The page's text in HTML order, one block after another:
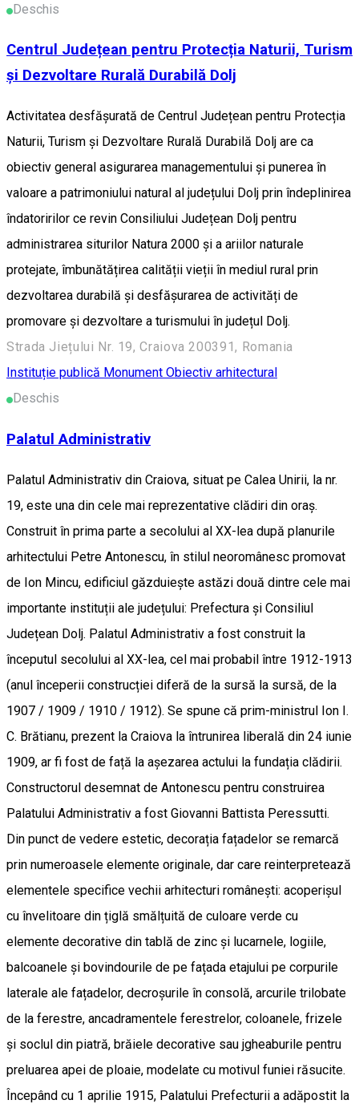
Deschis
Centrul Județean pentru Protecția Naturii, Turism
și Dezvoltare Rurală Durabilă Dolj
Activitatea desfășurată de Centrul Județean pentru Protecția
Naturii, Turism și Dezvoltare Rurală Durabilă Dolj are ca
obiectiv general asigurarea managementului și punerea în
valoare a patrimoniului natural al județului Dolj prin îndeplinirea
îndatoririlor ce revin Consiliului Județean Dolj pentru
administrarea siturilor Natura 2000 și a ariilor naturale
protejate, îmbunătățirea calității vieții în mediul rural prin
dezvoltarea durabilă și desfășurarea de activități de
promovare și dezvoltare a turismului în județul Dolj.
Strada Jiețului Nr. 19, Craiova 200391, Romania
Instituție publică Monument Obiectiv arhitectural
Deschis
Palatul Administrativ
Palatul Administrativ din Craiova, situat pe Calea Unirii, la nr.
19, este una din cele mai reprezentative clădiri din oraș.
Construit în prima parte a secolului al XX-lea după planurile
arhitectului Petre Antonescu, în stilul neoromânesc promovat
de Ion Mincu, edificiul găzduiește astăzi două dintre cele mai
importante instituții ale județului: Prefectura și Consiliul
Județean Dolj. Palatul Administrativ a fost construit la
începutul secolului al XX-lea, cel mai probabil între 1912-1913
(anul începerii construcției diferă de la sursă la sursă, de la
1907 / 1909 / 1910 / 1912). Se spune că prim-ministrul Ion I.
C. Brătianu, prezent la Craiova la întrunirea liberală din 24 iunie
1909, ar fi fost de față la așezarea actului la fundația clădirii.
Constructorul desemnat de Antonescu pentru construirea
Palatului Administrativ a fost Giovanni Battista Peressutti.
Din punct de vedere estetic, decorația fațadelor se remarcă
prin numeroasele elemente originale, dar care reinterpretează
elementele specifice vechii arhitecturi românești: acoperișul
cu învelitoare din țiglă smălțuită de culoare verde cu
elemente decorative din tablă de zinc și lucarnele, logiile,
balcoanele și bovindourile de pe fațada etajului pe corpurile
laterale ale fațadelor, decroșurile în consolă, arcurile trilobate
de la ferestre, ancadramentele ferestrelor, coloanele, frizele
și soclul din piatră, brăiele decorative sau jgheaburile pentru
preluarea apei de ploaie, modelate cu motivul funiei răsucite.
Începând cu 1 aprilie 1915, Palatului Prefecturii a adăpostit la